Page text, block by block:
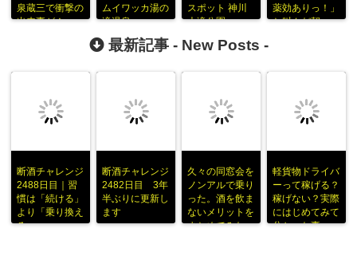
泉蔵三で衝撃の
出来事が！
ムイワッカ湯の
滝温泉
スポット 神川
大滝公園
薬効ありっ！」
と叫んだ朝
最新記事 - New Posts -
断酒チャレンジ
2488日目｜習
慣は「続ける」
より「乗り換え
る」
断酒チャレンジ
2482日目 3年
半ぶりに更新し
ます
久々の同窓会を
ノンアルで乗り
った。酒を飲ま
ないメリットを
まとめてみた
軽貨物ドライバ
ーって稼げる？
稼げない？実際
にはじめてみて
分かった事